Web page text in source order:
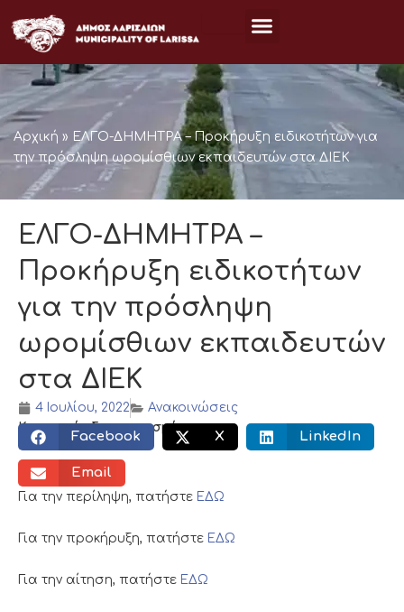
στο
περιεχόμενο
Αρχική » ΕΛΓΟ-ΔΗΜΗΤΡΑ – Προκήρυξη ειδικοτήτων για
την πρόσληψη ωρομίσθιων εκπαιδευτών στα ΔΙΕΚ
ΕΛΓΟ-ΔΗΜΗΤΡΑ –
Προκήρυξη ειδικοτήτων
για την πρόσληψη
ωρομίσθιων εκπαιδευτών
στα ΔΙΕΚ
4 Ιουλίου, 2022
Ανακοινώσεις
Κοινωνικός διαμοιρασμός:
Facebook X LinkedIn
Email
Για την περίληψη, πατήστε ΕΔΩ
Για την προκήρυξη, πατήστε ΕΔΩ
Για την αίτηση, πατήστε ΕΔΩ